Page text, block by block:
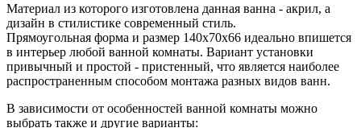
Материал из которого изготовлена данная ванна - акрил, а
дизайн в стилистике современный стиль.
Прямоугольная форма и размер 140x70x66 идеально впишется
в интерьер любой ванной комнаты. Вариант установки
привычный и простой - пристенный, что является наиболее
распространенным способом монтажа разных видов ванн.
В зависимости от особенностей ванной комнаты можно
выбрать также и другие варианты: